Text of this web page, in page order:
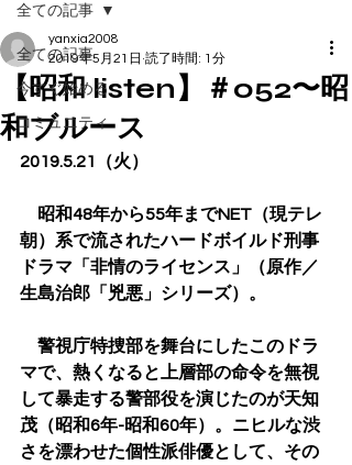
全ての記事
今すぐ始める
コミュニティ
全ての記事
【昭和 listen】＃052〜昭
和ブルース
yanxia2008
2019年5月21日 読了時間: 1分
2019.5.21（火）
昭和48年から55年までNET（現テレ
朝）系で流されたハードボイルド刑事
ドラマ「非情のライセンス」（原作／
生島治郎「兇悪」シリーズ）。
警視庁特捜部を舞台にしたこのドラ
マで、熱くなると上層部の命令を無視
して暴走する警部役を演じたのが天知
茂（昭和6年-昭和60年）。ニヒルな渋
さを漂わせた個性派俳優として、その